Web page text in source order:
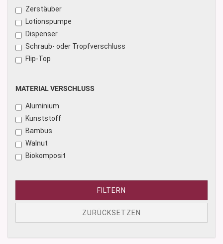
Zerstäuber
Lotionspumpe
Dispenser
Schraub- oder Tropfverschluss
Flip-Top
MATERIAL
MATERIAL VERSCHLUSS
Aluminium
Kunststoff
Bambus
Walnut
Biokomposit
FILTERN
ZURÜCKSETZEN